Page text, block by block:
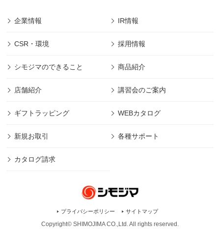
企業情報 IR情報
CSR・環境 採用情報
シモジマのできること 商品紹介
店舗紹介 講習会のご案内
ギフトラッピング WEBカタログ
新規お取引 各種サポート
カタログ請求
プライバシーポリシー サイトマップ
Copyright© SHIMOJIMA CO.,Ltd. All rights reserved.